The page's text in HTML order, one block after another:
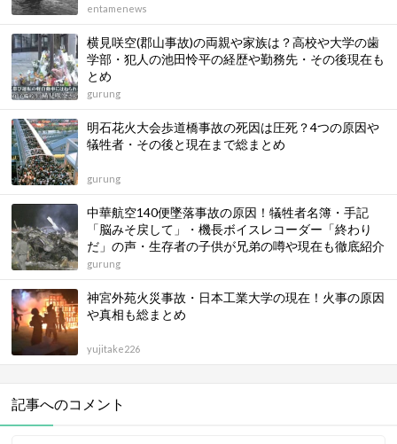
entamenews
横見咲空(郡山事故)の両親や家族は？高校や大学の歯
学部・犯人の池田怜平の経歴や勤務先・その後現在も
とめ
gurung
明石花火大会歩道橋事故の死因は圧死？4つの原因や
犠牲者・その後と現在まで総まとめ
gurung
中華航空140便墜落事故の原因！犠牲者名簿・手記
「脳みそ戻して」・機長ボイスレコーダー「終わり
だ」の声・生存者の子供が兄弟の噂や現在も徹底紹介
gurung
神宮外苑火災事故・日本工業大学の現在！火事の原因
や真相も総まとめ
yujitake226
記事へのコメント